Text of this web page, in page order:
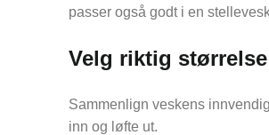
passer også godt i en
Velg riktig størrelse
Sammenlign veskens
inn og løfte ut.